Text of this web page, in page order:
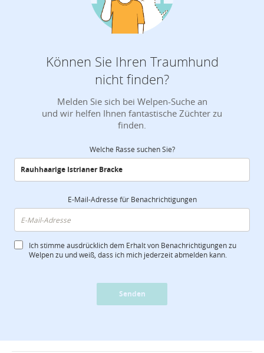
Können Sie Ihren Traumhund
nicht finden?
Melden Sie sich bei Welpen-Suche an
und wir helfen Ihnen fantastische Züchter zu
finden.
Welche Rasse suchen Sie?
E-Mail-Adresse für Benachrichtigungen
Ich stimme ausdrücklich dem Erhalt von Benachrichtigungen zu
Welpen zu und weiß, dass ich mich jederzeit abmelden kann.
Senden